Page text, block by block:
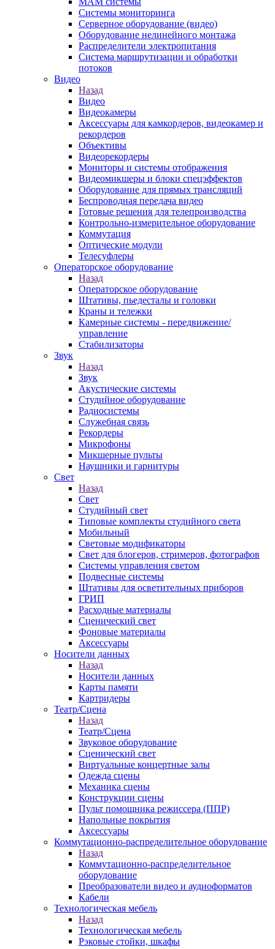
Системы мониторинга
Серверное оборудование (видео)
Оборудование нелинейного монтажа
Распределители электропитания
Система маршрутизации и обработки
потоков
Видео
Назад
Видео
Видеокамеры
Аксессуары для камкордеров, видеокамер и
рекордеров
Объективы
Видеорекордеры
Мониторы и системы отображения
Видеомикшеры и блоки спецэффектов
Оборудование для прямых трансляций
Беспроводная передача видео
Готовые решения для телепроизводства
Контрольно-измерительное оборудование
Коммутация
Оптические модули
Телесуфлеры
Операторское оборудование
Назад
Операторское оборудование
Штативы, пьедесталы и головки
Краны и тележки
Камерные системы - передвижение/
управление
Стабилизаторы
Звук
Назад
Звук
Акустические системы
Студийное оборудование
Радиосистемы
Служебная связь
Рекордеры
Микрофоны
Микшерные пульты
Наушники и гарнитуры
Свет
Назад
Свет
Студийный свет
Типовые комплекты студийного света
Мобильный
Световые модификаторы
Свет для блогеров, стримеров, фотографов
Системы управления светом
Подвесные системы
Штативы для осветительных приборов
ГРИП
Расходные материалы
Сценический свет
Фоновые материалы
Аксессуары
Носители данных
Назад
Носители данных
Карты памяти
Картридеры
Театр/Сцена
Назад
Театр/Сцена
Звуковое оборудование
Сценический свет
Виртуальные концертные залы
Одежда сцены
Механика сцены
Конструкции сцены
Пульт помощника режиссера (ППР)
Напольные покрытия
Аксессуары
Коммутационно-распределительное оборудование
Назад
Коммутационно-распределительное
оборудование
Преобразователи видео и аудиоформатов
Кабели
Технологическая мебель
Назад
Технологическая мебель
Рэковые стойки, шкафы